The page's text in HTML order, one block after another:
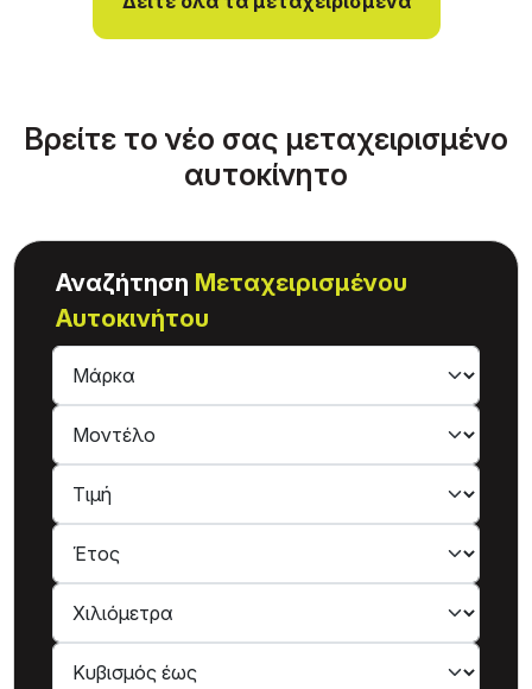
Βρείτε το νέο σας μεταχειρισμένο
αυτοκίνητο
Αναζήτηση Μεταχειρισμένου
Αυτοκινήτου